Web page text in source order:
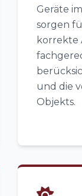
Geräte
sorgen
korrekte
und die
Objekts.